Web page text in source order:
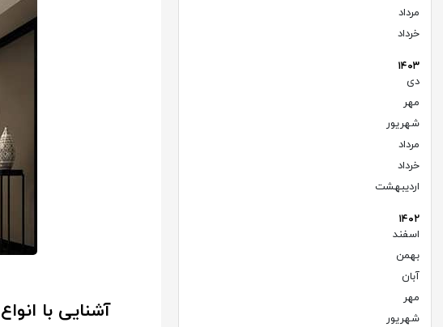
مرداد
خرداد
۱۴۰۳
دی
مهر
شهریور
مرداد
خرداد
اردیبهشت
۱۴۰۲
اسفند
بهمن
آبان
مهر
شهریور آشنایی با